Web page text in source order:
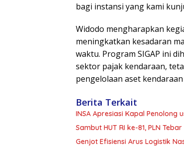
bagi instansi yang kami
Widodo mengharapkan
meningkatkan kesadaran
waktu. Program SIGAP ini
sektor pajak kendaraan,
pengelolaan aset
Berita Terkait
INSA Apresiasi Kapal Penolong
Sambut HUT RI ke-81, PLN
Genjot Efisiensi Arus Logistik